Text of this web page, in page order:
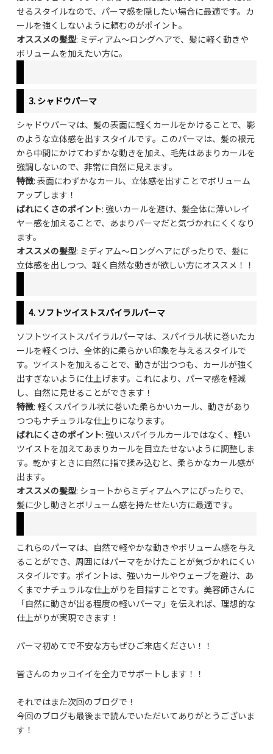
せるスタイルなので、パーマ感を隠したい場合に最適です。カ
ールを強くしないように頼むのがポイント。
オススメの髪型: ミディアム〜ロングヘアで、髪に軽く動きや
ボリュームを加えたい方に。
3. シャドウパーマ
シャドウパーマは、髪の表面に軽くカールをかけることで、影
のような立体感を出すスタイルです。このパーマは、髪の根元
から中間にかけてわずかな動きを加え、毛先はあまりカールを
強調しないので、非常に自然に見えます。
特徴: 表面にわずかなカール、立体感を出すことでボリューム
アップします！
ばれにくさのポイント: 強いカールを避け、髪全体に薄いレイ
ヤー感を加えることで、あまりパーマだと気づかれにくくなり
ます。
オススメの髪型: ミディアム〜ロングヘアにぴったりで、髪に
立体感を出しつつ、軽く自然な動きが欲しい方にオススメ！！
4. ソフトツイストスパイラルパーマ
ソフトツイストスパイラルパーマは、スパイラル状に巻いたカ
ールを軽くつけ、全体的に柔らかい印象を与えるスタイルで
す。ツイストを加えることで、動きが出つつも、カールが強く
出すぎないように仕上げます。これにより、パーマ感を軽減
し、自然に見せることができます！
特徴: 軽くスパイラル状に巻いた柔らかいカール、動きがあり
つつもナチュラルな仕上りになります。
ばれにくさのポイント: 強いスパイラルカールではなく、軽い
ツイストを加えてあまりカールを目立たせないように調整しま
す。乾かすときに自然に指で揉み込むと、柔らかなカール感が
出ます。
オススメの髪型: ショートからミディアムヘアにぴったりで、
髪に少し動きとボリューム感を持たせたい方に最適です。
これらのパーマは、自然で軽やかな動きやボリューム感を与え
ることができ、周囲にはパーマをかけたことが気づかれにくい
スタイルです。ポイントは、強いカールやウェーブを避け、あ
くまでナチュラルな仕上がりを目指すことです。美容師さんに
「自然に動きが出る程度の軽いパーマ」を伝えれば、理想的な
仕上がりが実現できます！
パーマ初めてで不安な方もぜひご来店ください！！
皆さんのカッコイイを全力でサポートします！！
それではまた次回のブログで！
今回のブログも最後まで読んでいただいてありがとうございま
す！